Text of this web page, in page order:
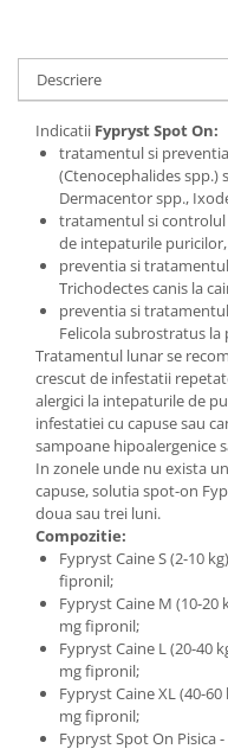
Covorase absorbante
Curatare Ochi
Igiena Catel
Igiena Interior
Perii si descalcitoare caini
Solutii Atractante si
Jucarii Pisici
Lese, Hamuri si Zgarzi
Recompense Delicioase
Descriere
Indicatii Fypryst Spot On:
tratamentul si
(Ctenocephalides spp.)
Dermacentor spp.,
tratamentul si controlul
de intepaturile puricilor,
preventia si
Trichodectes canis la
preventia si
Felicola subrostratus la
Tratamentul lunar se
crescut de infestatii
alergici la intepaturile de
infestatiei cu capuse sau
sampoane hipoalergenice
In zonele unde nu exista
capuse, solutia spot-on
doua sau trei luni.
Compozitie:
Fypryst Caine S (2-10
fipronil;
Fypryst Caine M (10-20
mg fipronil;
Fypryst Caine L (20-40
mg fipronil;
Fypryst Caine XL (40-
mg fipronil;
Fypryst Spot On Pisica